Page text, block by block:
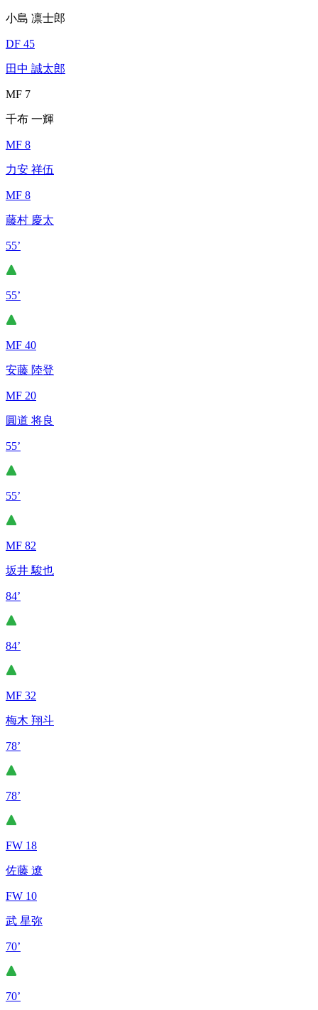
小島 凛士郎
DF 45
田中 誠太郎
MF 7
千布 一輝
MF 8
力安 祥伍
MF 8
藤村 慶太
55’
55’
MF 40
安藤 陸登
MF 20
圓道 将良
55’
55’
MF 82
坂井 駿也
84’
84’
MF 32
梅木 翔斗
78’
78’
FW 18
佐藤 遼
FW 10
武 星弥
70’
70’